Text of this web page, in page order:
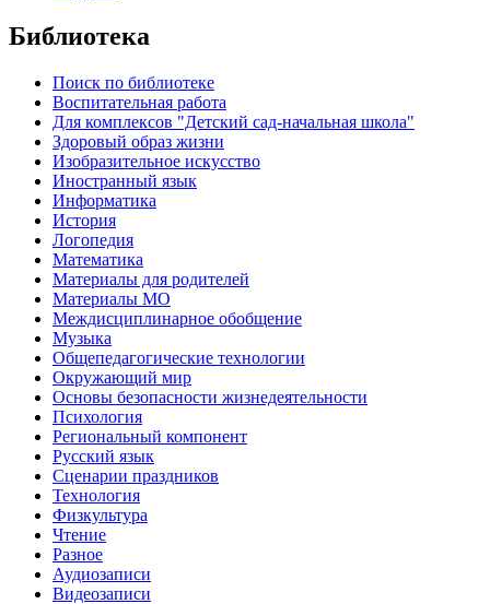
Библиотека
Поиск по библиотеке
Воспитательная работа
Для комплексов "Детский сад-начальная школа"
Здоровый образ жизни
Изобразительное искусство
Иностранный язык
Информатика
История
Логопедия
Математика
Материалы для родителей
Материалы МО
Междисциплинарное обобщение
Музыка
Общепедагогические технологии
Окружающий мир
Основы безопасности жизнедеятельности
Психология
Региональный компонент
Русский язык
Сценарии праздников
Технология
Физкультура
Чтение
Разное
Аудиозаписи
Видеозаписи